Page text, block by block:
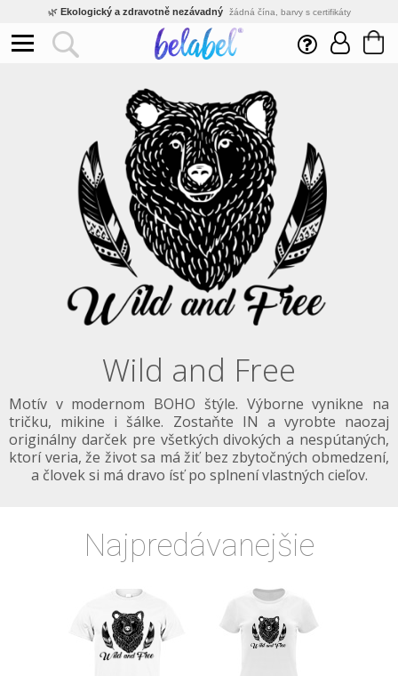
🌿 Ekologický a zdravotně nezávadný žádná čína, barvy s certifikáty
Inovativní výroba vlastní vývoj, nejnovější technologie
Rychlé dodání expedujeme do 24h
Kvalita pod kontrolou jsme přímý výrobce, žádný zprostředkovatel
Eshop s tradicí od roku 2010 tisíce spokojených zákazníků
Wild and Free
Motív v modernom BOHO štýle. Výborne vynikne na
tričku, mikine i šálke. Zostaňte IN a vyrobte naozaj
originálny darček pre všetkých divokých a nespútaných,
ktorí veria, že život sa má žiť bez zbytočných obmedzení,
a človek si má dravo ísť po splnení vlastných cieľov.
Najpredávanejšie